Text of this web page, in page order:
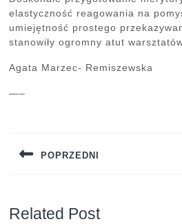
elastyczność reagowania na
umiejętność prostego
stanowiły ogromny atut
Agata Marzec- Remiszewska
—–
POPRZEDNI
Related Post